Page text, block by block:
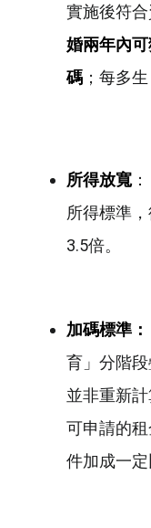
實施後符
婚兩年內
碼；每多生
所得放寬：
所得標準
3.5倍。
加碼標準：
育」分階
並非重新
可申請的
件加成一定